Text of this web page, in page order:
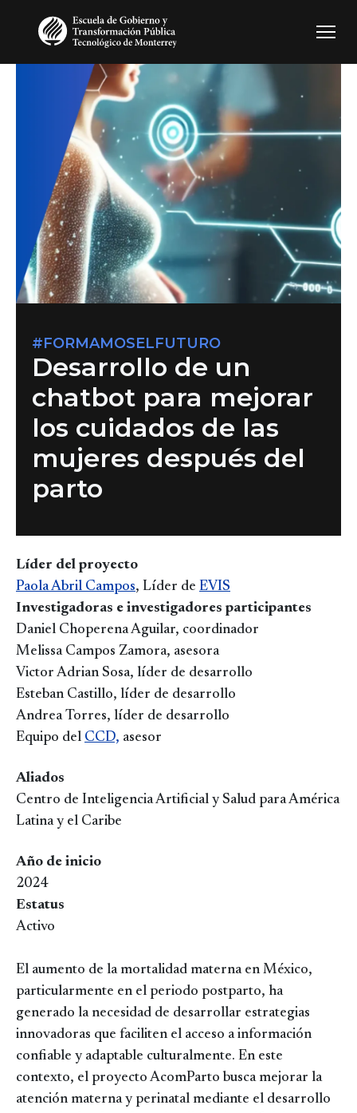
Pasar al contenido principal
#FORMAMOSELFUTURO
Desarrollo de un
chatbot para mejorar
los cuidados de las
mujeres después del
parto
Líder del proyecto
Paola Abril Campos, Líder de EVIS
Investigadoras e investigadores participantes
Daniel Choperena Aguilar, coordinador
Melissa Campos Zamora, asesora
Victor Adrian Sosa, líder de desarrollo
Esteban Castillo, líder de desarrollo
Andrea Torres, líder de desarrollo
Equipo del CCD, asesor
Aliados
Centro de Inteligencia Artificial y Salud para América
Latina y el Caribe
Año de inicio
2024
Estatus
Activo
El aumento de la mortalidad materna en México,
particularmente en el periodo postparto, ha
generado la necesidad de desarrollar estrategias
innovadoras que faciliten el acceso a información
confiable y adaptable culturalmente. En este
contexto, el proyecto AcomParto busca mejorar la
atención materna y perinatal mediante el desarrollo